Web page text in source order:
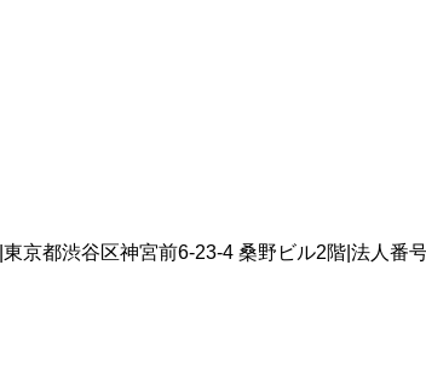
東京都渋谷区神宮前6-23-4 桑野ビル2階 法人番